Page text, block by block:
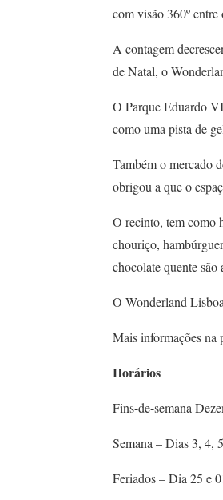
com visão 360º entre
A contagem
de Natal, o
O Parque Eduardo
como uma pista de
Também o mercado
obrigou a que o
O recinto, tem como
chouriço,
chocolate quente
O Wonderland
Mais informações na
Horários
Fins-de-semana
Semana – Dias 3, 4,
Feriados – Dia 25 e